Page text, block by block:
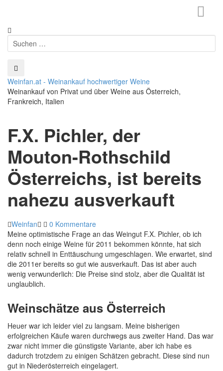
Startseite
Weine tauschen
Weinproben
Weinevents
Weinfan.at - Weinankauf hochwertiger Weine
Weinankauf von Privat und über Weine aus Österreich,
Frankreich, Italien
F.X. Pichler, der
Mouton-Rothschild
Österreichs, ist bereits
nahezu ausverkauft
Weinfan
0 Kommentare
Meine optimistische Frage an das Weingut F.X. Pichler, ob ich
denn noch einige Weine für 2011 bekommen könnte, hat sich
relativ schnell in Enttäuschung umgeschlagen. Wie erwartet, sind
die 2011er bereits so gut wie ausverkauft. Das ist aber auch
wenig verwunderlich: Die Preise sind stolz, aber die Qualität ist
unglaublich.
Weinschätze aus Österreich
Heuer war ich leider viel zu langsam. Meine bisherigen
erfolgreichen Käufe waren durchwegs aus zweiter Hand. Das war
zwar nicht immer die günstigste Variante, aber ich habe es
dadurch trotzdem zu einigen Schätzen gebracht. Diese sind nun
gut in Niederösterreich eingelagert.